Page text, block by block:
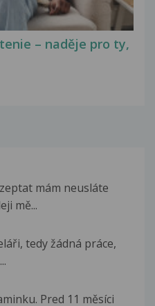
– naděje pro ty,
mám neusláte
mě...
tedy žádná práce,
Pred 11 měsíci